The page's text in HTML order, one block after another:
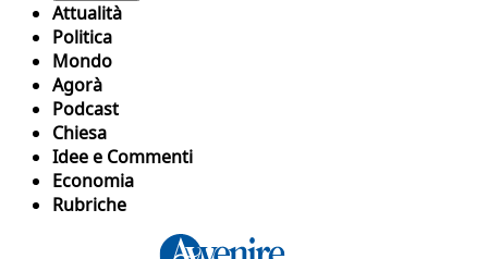
Attualità
Politica
Mondo
Agorà
Podcast
Chiesa
Idee e Commenti
Economia
Rubriche